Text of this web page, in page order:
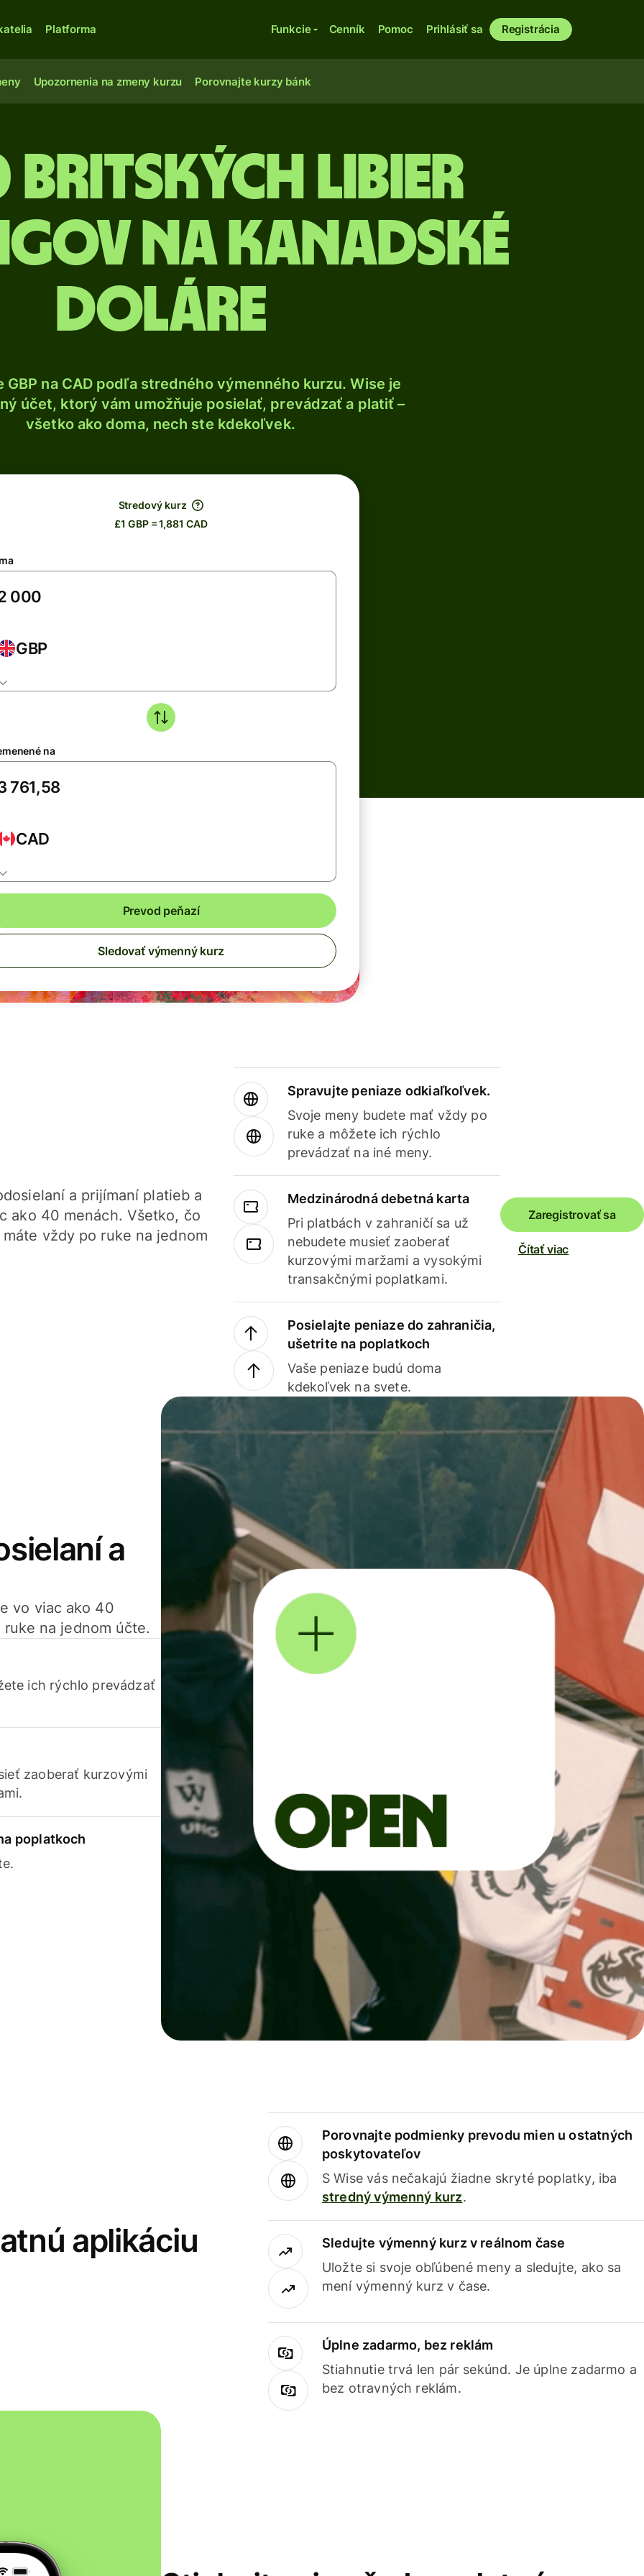
Platforma Funkcie Cenník Pomoc Prihlásiť sa Registrácia
Upozornenia na zmeny kurzu Porovnajte kurzy bánk
Britských libier
na kanadské
doláre
GBP na CAD podľa stredného výmenného kurzu. Wise je
účet, ktorý vám umožňuje posielať, prevádzať a platiť –
všetko ako doma, nech ste kdekoľvek.
Stredový kurz
£1 GBP = 1,881 CAD
GBP
na
CAD
Prevod peňazí
Sledovať výmenný kurz
a prijímaní platieb a
ako 40 menách. Všetko, čo
vždy po ruke na jednom
Spravujte peniaze odkiaľkoľvek.
Svoje meny budete mať vždy po
ruke a môžete ich rýchlo
prevádzať na iné meny.
Medzinárodná debetná karta
Pri platbách v zahraničí sa už
nebudete musieť zaoberať
kurzovými maržami a vysokými
transakčnými poplatkami.
Posielajte peniaze do zahraničia,
ušetrite na poplatkoch
Vaše peniaze budú doma
kdekoľvek na svete.
Zaregistrovať sa
Čítať viac
a
vo viac ako 40
na jednom účte.
ich rýchlo prevádzať
zaoberať kurzovými
poplatkoch
aplikáciu
Porovnajte podmienky prevodu mien u ostatných
poskytovateľov
S Wise vás nečakajú žiadne skryté poplatky, iba
stredný výmenný kurz.
Sledujte výmenný kurz v reálnom čase
Uložte si svoje obľúbené meny a sledujte, ako sa
mení výmenný kurz v čase.
Úplne zadarmo, bez reklám
Stiahnutie trvá len pár sekúnd. Je úplne zadarmo a
bez otravných reklám.